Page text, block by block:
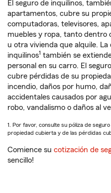
El seguro de inquilinos,
apartamentos, cubre su
computadoras, televisores,
muebles y ropa, tanto dentro
u otra vivienda que alquile.
inquilinos1 también se
personal en su carro. El
cubre pérdidas de su
incendio, daños por humo,
accidentales causados por
robo, vandalismo o daños al
1. Por favor, consulte su póliza de
propiedad cubierta y de las pérdidas
Comience su cotización de
sencillo!